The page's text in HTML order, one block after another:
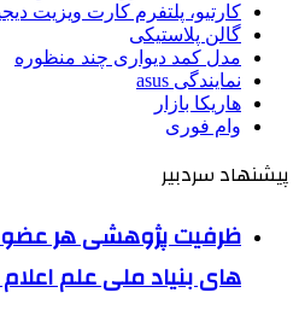
کارتیو، پلتفرم کارت ویزیت
گالن پلاستیکی
مدل کمد دیواری چند منظوره
نمایندگی asus
هاریکا بازار
وام فوری
پیشنهاد سردبیر
ظرفیت پژوهشی هر عضو
های بنیاد ملی علم